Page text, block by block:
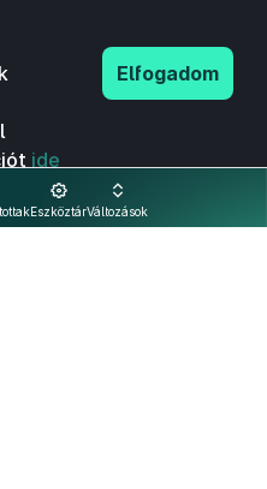
EszköztárVáltozások
ide
Elfogadom